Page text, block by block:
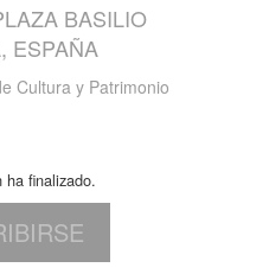
BASILIO
ESPAÑA
Cultura y Patrimonio
ha finalizado.